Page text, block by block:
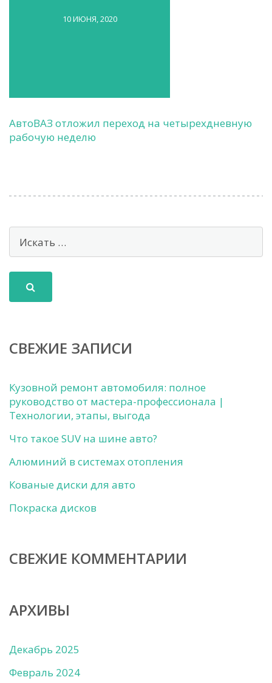
10 ИЮНЯ, 2020
АвтоВАЗ отложил переход на четырехдневную
рабочую неделю
СВЕЖИЕ ЗАПИСИ
Кузовной ремонт автомобиля: полное
руководство от мастера-профессионала |
Технологии, этапы, выгода
Что такое SUV на шине авто?
Алюминий в системах отопления
Кованые диски для авто
Покраска дисков
СВЕЖИЕ КОММЕНТАРИИ
АРХИВЫ
Декабрь 2025
Февраль 2024